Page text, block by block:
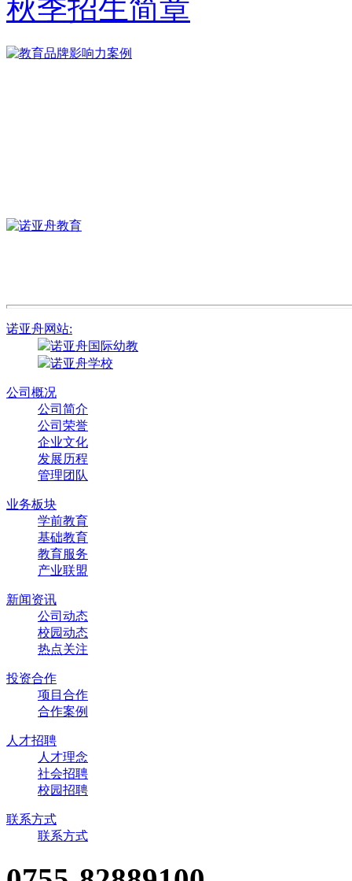
秋季招生简章
诺亚舟网站:
诺亚舟国际幼教
诺亚舟学校
公司概况
公司简介
公司荣誉
企业文化
发展历程
管理团队
业务板块
学前教育
基础教育
教育服务
产业联盟
新闻资讯
公司动态
校园动态
热点关注
投资合作
项目合作
合作案例
人才招聘
人才理念
社会招聘
校园招聘
联系方式
联系方式